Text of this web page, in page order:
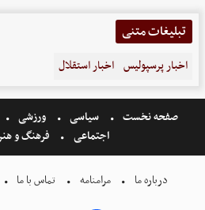
تبلیغات متنی
اخبار پرسپولیس اخبار استقلال
صفحه نخست سیاسی ورزشی
اجتماعی
فرهنگ و
درباره ما مرامنامه تماس با ما